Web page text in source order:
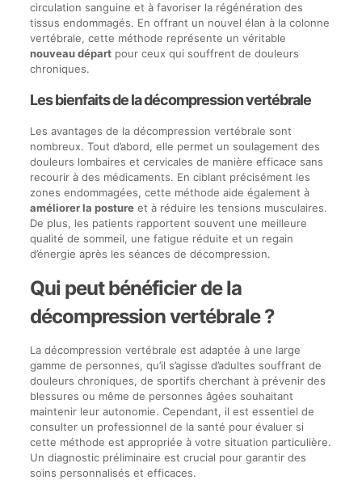
circulation sanguine et à favoriser la régénération des
tissus endommagés. En offrant un nouvel élan à la colonne
vertébrale, cette méthode représente un véritable
nouveau départpour ceux qui souffrent de douleurs
chroniques.
Les bienfaits de la décompression vertébrale
Les avantages de la décompression vertébrale sont
nombreux. Tout d’abord, elle permet un soulagement des
douleurs lombaires et cervicales de manière efficace sans
recourir à des médicaments. En ciblant précisément les
zones endommagées, cette méthode aide également à
améliorer la postureet à réduire les tensions musculaires.
De plus, les patients rapportent souvent une meilleure
qualité de sommeil, une fatigue réduite et un regain
d’énergie après les séances de décompression.
Qui peut bénéficier de la
décompression vertébrale ?
La décompression vertébrale est adaptée à une large
gamme de personnes, qu’il s’agisse d’adultes souffrant de
douleurs chroniques, de sportifs cherchant à prévenir des
blessures ou même de personnes âgées souhaitant
maintenir leur autonomie. Cependant, il est essentiel de
consulter un professionnel de la santé pour évaluer si
cette méthode est appropriée à votre situation particulière.
Un diagnostic préliminaire est crucial pour garantir des
soins personnalisés et efficaces.